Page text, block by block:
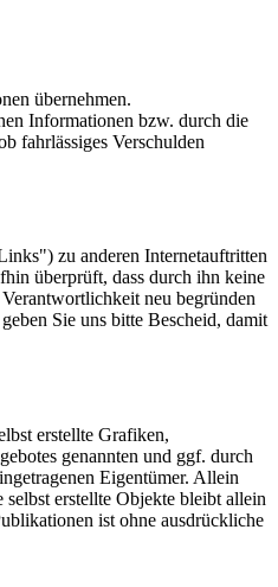
übernehmen.
Informationen bzw. durch die
fahrlässiges Verschulden
zu anderen Internetauftritten
überprüft, dass durch ihn keine
neu begründen
Sie uns bitte Bescheid, damit
erstellte Grafiken,
genannten und ggf. durch
Eigentümer. Allein
erstellte Objekte bleibt allein
ist ohne ausdrückliche